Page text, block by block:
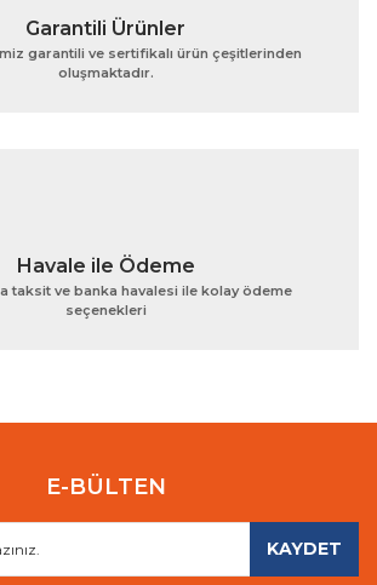
Gönder
Garantili Ürünler
garantili ve sertifikalı ürün çeşitlerinden
oluşmaktadır.
Havale ile Ödeme
taksit ve banka havalesi ile kolay ödeme
seçenekleri
E-BÜLTEN
KAYDET